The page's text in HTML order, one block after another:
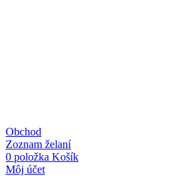
Obchod
Zoznam želaní
0 položka Košík
Môj účet